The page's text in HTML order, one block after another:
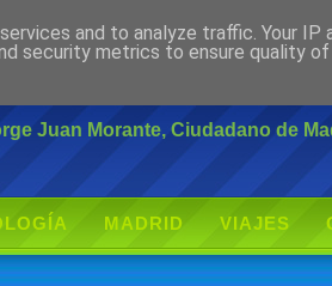
Juan Morante, Ciudadano de
MADRID VIAJES
and to analyze traffic. Your IP
security metrics to ensure quality